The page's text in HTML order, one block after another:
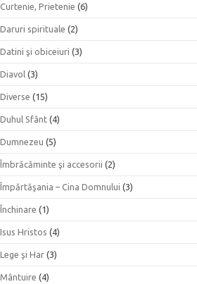
Curtenie, Prietenie (6)
Daruri spirituale (2)
Datini şi obiceiuri (3)
Diavol (3)
Diverse (15)
Duhul Sfânt (4)
Dumnezeu (5)
Îmbrăcăminte şi accesorii (2)
Împărtăşania – Cina Domnului (3)
Închinare (1)
Isus Hristos (4)
Lege şi Har (3)
Mântuire (4)